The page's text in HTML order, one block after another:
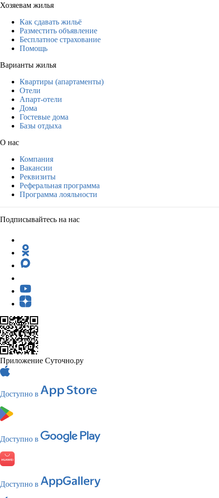
Хозяевам жилья
Как сдавать жильё
Разместить объявление
Бесплатное страхование
Помощь
Варианты жилья
Квартиры (апартаменты)
Отели
Апарт-отели
Дома
Гостевые дома
Базы отдыха
О нас
Компания
Вакансии
Реквизиты
Реферальная программа
Программа лояльности
Подписывайтесь на нас
Приложение Суточно.ру
Доступно в
Доступно в
Доступно в